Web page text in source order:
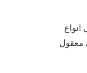
معقول